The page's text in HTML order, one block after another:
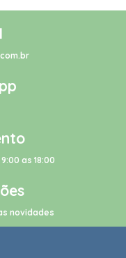
as 18:00
novidades